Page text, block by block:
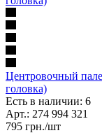
Центровочный
головка)
Есть в наличии: 6
Арт.: 274 994 321
795 грн./шт